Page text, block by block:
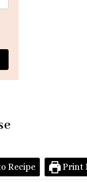
Recipe Print